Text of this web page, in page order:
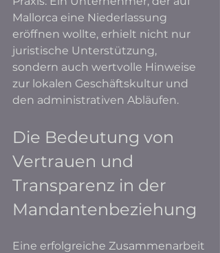
Mallorca eine Niederlassung
eröffnen wollte, erhielt nicht nur
juristische Unterstützung,
sondern auch wertvolle Hinweise
zur lokalen Geschäftskultur und
den administrativen Abläufen.
Die Bedeutung von
Vertrauen und
Transparenz in der
Mandantenbeziehung
Eine erfolgreiche Zusammenarbeit